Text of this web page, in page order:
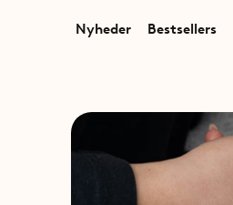
Nyheder Bestsellers